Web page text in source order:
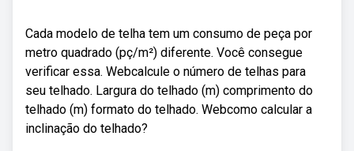
Cada modelo de telha tem um consumo de peça por
metro quadrado (pç/m²) diferente. Você consegue
verificar essa. Webcalcule o número de telhas para
seu telhado. Largura do telhado (m) comprimento do
telhado (m) formato do telhado. Webcomo calcular a
inclinação do telhado?